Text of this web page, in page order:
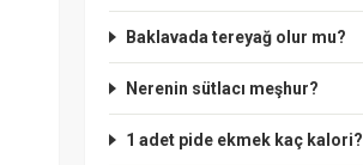
Baklavada tereyağ olur mu?
Nerenin sütlacı meşhur?
1 adet pide ekmek kaç kalori?